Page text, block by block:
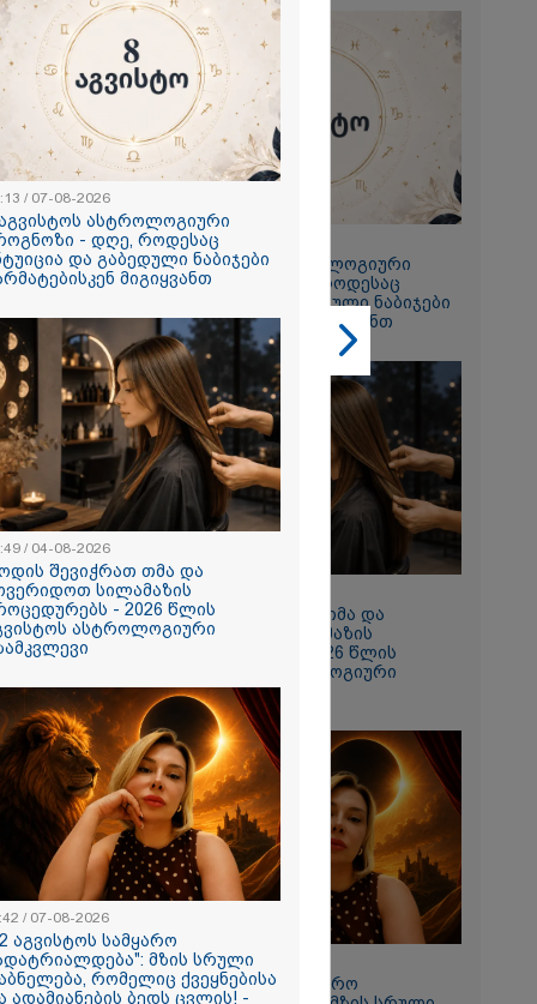
ცოტნესთვის
სახლში
ცხოვრობს
ერთი
არ არის
- ანა
მიგვაჩნია,
გასვენება
მოხდეს, ეს
ისეთი
უნდა
შფოთვა
- დედა
სიკვდილი"
წლის
სადაც
ამოიცნო
23:13 / 07-08-2026
8 აგვისტოს ასტროლოგიური
პროგნოზი - დღე, როდესაც
ინტუიცია და გაბედული ნაბიჯები
წარმატებისკენ მიგიყვანთ
10:49 / 04-08-2026
როდის შევიჭრათ თმა და
მოვერიდოთ სილამაზის
პროცედურებს - 2026 წლის
აგვისტოს ასტროლოგიური
გზამკვლევი
11:42 / 07-08-2026
"12 აგვისტოს სამყარო
/ 07-08-2026
ასტროლოგიური
- დღე, როდესაც
და გაბედული ნაბიჯები
მიგიყვანთ
/ 04-08-2026
შევიჭრათ თმა და
სილამაზის
- 2026 წლის
ასტროლოგიური
/ 07-08-2026
აგვისტოს სამყარო
მზის სრული
რომელიც ქვეყნებისა
ადამიანების ბედს ცვლის! -